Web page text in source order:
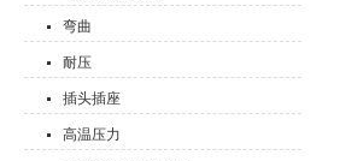
弯曲
耐压
插头插座
高温压力